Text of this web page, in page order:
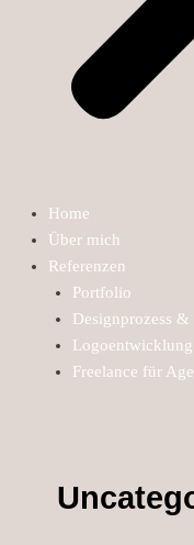
Home
Über mich
Referenzen
Portfolio
Designprozess &
Logoentwicklung
Freelance für